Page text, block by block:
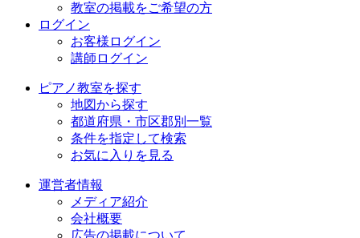
教室の掲載をご希望の方
ログイン
お客様ログイン
講師ログイン
ピアノ教室を探す
地図から探す
都道府県・市区郡別一覧
条件を指定して検索
お気に入りを見る
運営者情報
メディア紹介
会社概要